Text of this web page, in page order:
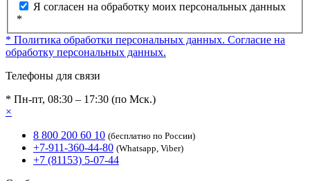
Я согласен на обработку моих персональных данных
*
* Политика обработки персональных данных. Согласие на
обработку персональных данных.
Телефоны для связи
* Пн-пт, 08:30 – 17:30 (по Мск.)
×
8 800 200 60 10 (бесплатно по России)
+7-911-360-44-80 (Whatsapp, Viber)
+7 (81153) 5-07-44